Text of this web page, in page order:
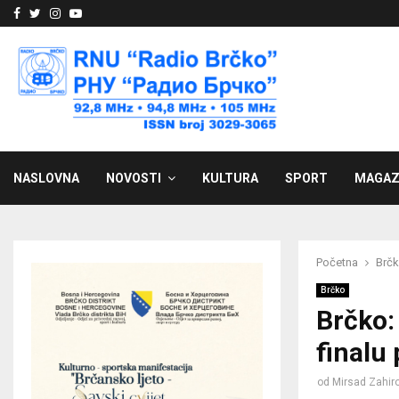
Facebook
Twitter
Instagram
Youtube
NASLOVNA NOVOSTI KULTURA SPORT
Početna
Brčko
finalu
od Mirsad